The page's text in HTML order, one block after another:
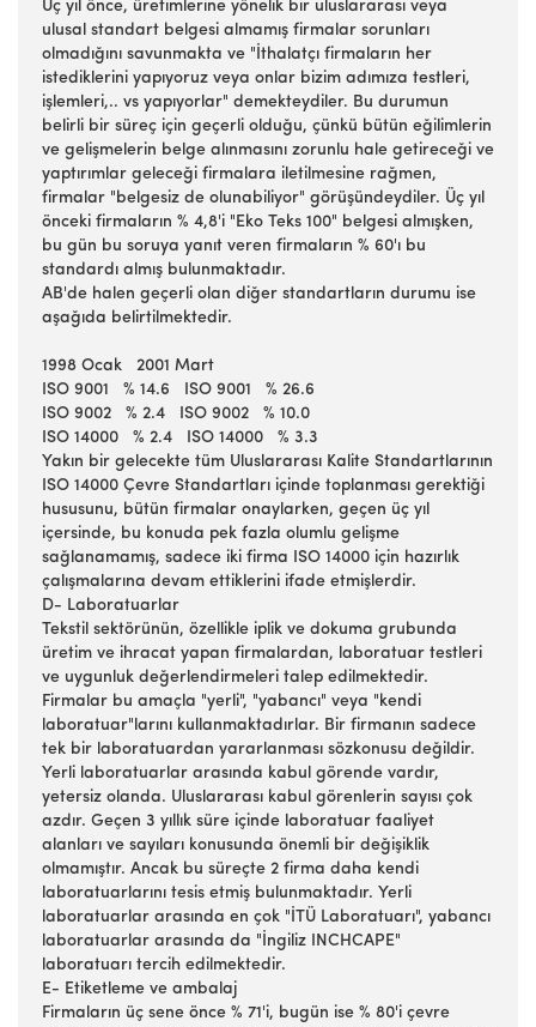
Üç yıl önce, üretimlerine yönelik bir uluslararası veya
ulusal standart belgesi almamış firmalar sorunları
olmadığını savunmakta ve "İthalatçı firmaların her
istediklerini yapıyoruz veya onlar bizim adımıza testleri,
işlemleri,.. vs yapıyorlar" demekteydiler. Bu durumun
belirli bir süreç için geçerli olduğu, çünkü bütün eğilimlerin
ve gelişmelerin belge alınmasını zorunlu hale getireceği ve
yaptırımlar geleceği firmalara iletilmesine rağmen,
firmalar "belgesiz de olunabiliyor" görüşündeydiler. Üç yıl
önceki firmaların % 4,8'i "Eko Teks 100" belgesi almışken,
bu gün bu soruya yanıt veren firmaların % 60'ı bu
standardı almış bulunmaktadır.
AB'de halen geçerli olan diğer standartların durumu ise
aşağıda belirtilmektedir.
1998 Ocak 2001 Mart
ISO 9001 % 14.6 ISO 9001 % 26.6
ISO 9002 % 2.4 ISO 9002 % 10.0
ISO 14000 % 2.4 ISO 14000 % 3.3
Yakın bir gelecekte tüm Uluslararası Kalite Standartlarının
ISO 14000 Çevre Standartları içinde toplanması gerektiği
hususunu, bütün firmalar onaylarken, geçen üç yıl
içersinde, bu konuda pek fazla olumlu gelişme
sağlanamamış, sadece iki firma ISO 14000 için hazırlık
çalışmalarına devam ettiklerini ifade etmişlerdir.
D- Laboratuarlar
Tekstil sektörünün, özellikle iplik ve dokuma grubunda
üretim ve ihracat yapan firmalardan, laboratuar testleri
ve uygunluk değerlendirmeleri talep edilmektedir.
Firmalar bu amaçla "yerli", "yabancı" veya "kendi
laboratuar"larını kullanmaktadırlar. Bir firmanın sadece
tek bir laboratuardan yararlanması sözkonusu değildir.
Yerli laboratuarlar arasında kabul görende vardır,
yetersiz olanda. Uluslararası kabul görenlerin sayısı çok
azdır. Geçen 3 yıllık süre içinde laboratuar faaliyet
alanları ve sayıları konusunda önemli bir değişiklik
olmamıştır. Ancak bu süreçte 2 firma daha kendi
laboratuarlarını tesis etmiş bulunmaktadır. Yerli
laboratuarlar arasında en çok "İTÜ Laboratuarı", yabancı
laboratuarlar arasında da "İngiliz INCHCAPE"
laboratuarı tercih edilmektedir.
E- Etiketleme ve ambalaj
Firmaların üç sene önce % 71'i, bugün ise % 80'i çevre